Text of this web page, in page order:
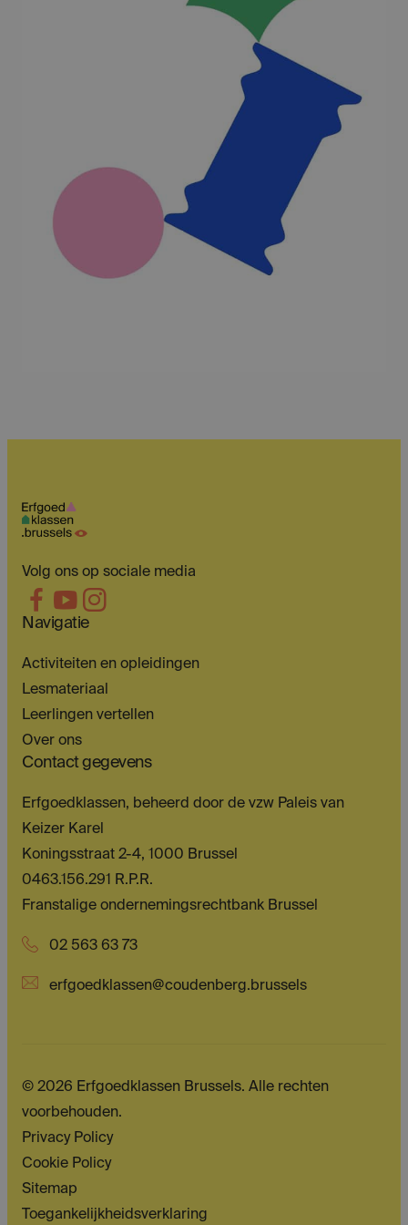
Volg ons op sociale media
Navigatie
Activiteiten en opleidingen
Lesmateriaal
Leerlingen vertellen
Over ons
Contact gegevens
Erfgoedklassen, beheerd door de vzw Paleis van
Keizer Karel
Koningsstraat 2-4, 1000 Brussel
0463.156.291 R.P.R.
Franstalige ondernemingsrechtbank Brussel
02 563 63 73
erfgoedklassen@coudenberg.brussels
© 2026 Erfgoedklassen Brussels. Alle rechten
voorbehouden.
Privacy Policy
Cookie Policy
Sitemap
Toegankelijkheidsverklaring